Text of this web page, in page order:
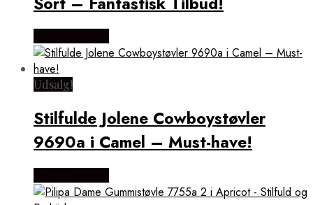
Udsalg!
Stilfulde Jolene Cowboystøvler
9690a i Camel – Must-have!